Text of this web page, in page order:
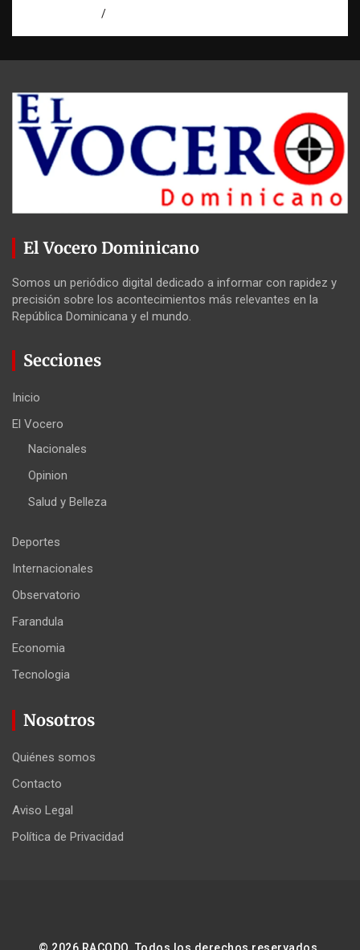
El Vocero Dominicano
Somos un periódico digital dedicado a informar con rapidez y
precisión sobre los acontecimientos más relevantes en la
República Dominicana y el mundo.
Secciones
Inicio
El Vocero
Nacionales
Opinion
Salud y Belleza
Deportes
Internacionales
Observatorio
Farandula
Economia
Tecnologia
Nosotros
Quiénes somos
Contacto
Aviso Legal
Política de Privacidad